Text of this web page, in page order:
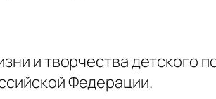
и творчества детского
Федерации.